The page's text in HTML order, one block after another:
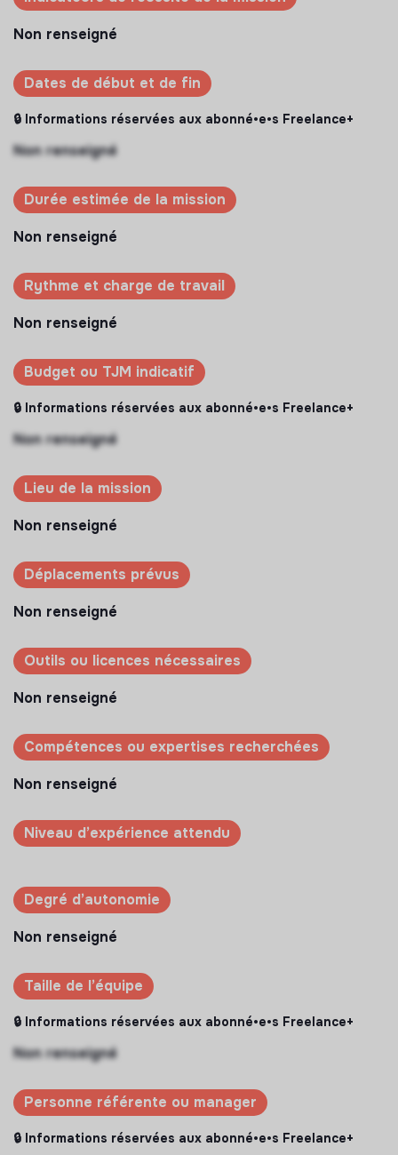
Non renseigné
Dates de début et de fin
🔒 Informations réservées aux abonné•e•s Freelance+
Non renseigné
Durée estimée de la mission
Non renseigné
Rythme et charge de travail
Non renseigné
Budget ou TJM indicatif
🔒 Informations réservées aux abonné•e•s Freelance+
Non renseigné
Lieu de la mission
Non renseigné
Déplacements prévus
Non renseigné
Outils ou licences nécessaires
Non renseigné
Compétences ou expertises recherchées
Non renseigné
Niveau d’expérience attendu
Degré d’autonomie
Non renseigné
Taille de l’équipe
🔒 Informations réservées aux abonné•e•s Freelance+
Non renseigné
Personne référente ou manager
🔒 Informations réservées aux abonné•e•s Freelance+